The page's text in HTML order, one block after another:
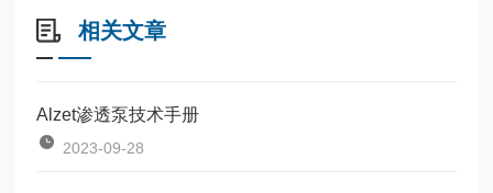
相关文章
Alzet渗透泵技术手册
2023-09-28